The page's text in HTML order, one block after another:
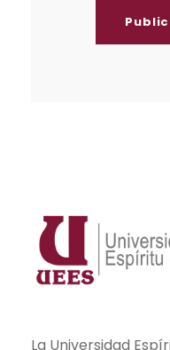
La Universidad